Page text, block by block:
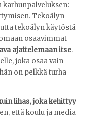
karhunpalveluksen:
Tekoälyn
tekoälyn käytöstä
osaavimmat
ajattelemaan itse.
joka osaa vain
on pelkkä turha
lihas, joka kehittyy
että koulu ja media